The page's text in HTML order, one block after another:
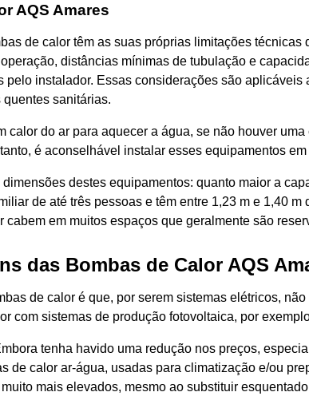
AQS Amares
de calor têm as suas próprias limitações
distâncias mínimas de tubulação e
instalador. Essas considerações são aplicáveis
sanitárias.
calor do ar para aquecer a água, se não houver
é aconselhável instalar esses equipamentos
destes equipamentos: quanto maior a
de até três pessoas e têm entre 1,23 m e 1,40
cabem em muitos espaços que geralmente são
das Bombas de Calor AQS
de calor é que, por serem sistemas elétricos,
com sistemas de produção fotovoltaica, por
tenha havido uma redução nos preços,
de calor ar-água, usadas para climatização e/ou
mais elevados, mesmo ao substituir